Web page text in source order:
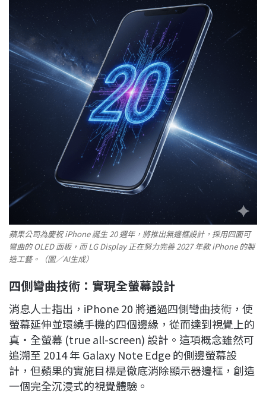
蘋果公司為慶祝 iPhone 誕生 20 週年，將推出無邊框設計，採用四面可
彎曲的 OLED 面板，而 LG Display 正在努力完善 2027 年款 iPhone 的製
造工藝。（圖／AI生成）
四側彎曲技術：實現全螢幕設計
消息人士指出，iPhone 20 將通過四側彎曲技術，使
螢幕延伸並環繞手機的四個邊緣，從而達到視覺上的
真・全螢幕 (true all-screen) 設計。這項概念雖然可
追溯至 2014 年 Galaxy Note Edge 的側邊螢幕設
計，但蘋果的實施目標是徹底消除顯示器邊框，創造
一個完全沉浸式的視覺體驗。